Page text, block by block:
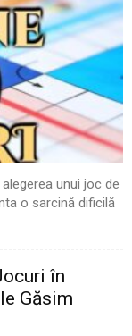
unui joc de
o sarcină dificilă
în
Găsim